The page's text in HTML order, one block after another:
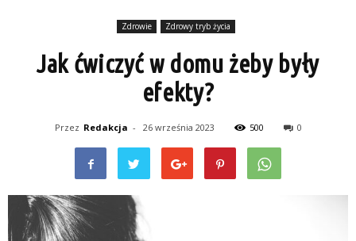
Zdrowie Zdrowy tryb życia
Jak ćwiczyć w domu żeby były
efekty?
Przez Redakcja - 26 września 2023 500 0